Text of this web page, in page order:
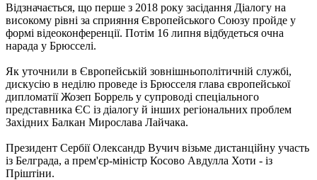
Відзначається, що перше з 2018 року засідання Діалогу на
високому рівні за сприяння Європейського Союзу пройде у
формі відеоконференції. Потім 16 липня відбудеться очна
нарада у Брюсселі.
Як уточнили в Європейській зовнішньополітичній службі,
дискусію в неділю проведе із Брюсселя глава європейської
дипломатії Жозеп Боррель у супроводі спеціального
представника ЄС із діалогу й інших регіональних проблем
Західних Балкан Мирослава Лайчака.
Президент Сербії Олександр Вучич візьме дистанційну участь
із Белграда, а прем'єр-міністр Косово Авдулла Хоти - із
Пріштіни.